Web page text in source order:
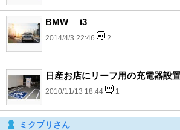
BMW i3
2014/4/3 22:46 2
日産お店にリーフ用の充電器設
2010/11/13 18:44 1
ミクプリさん